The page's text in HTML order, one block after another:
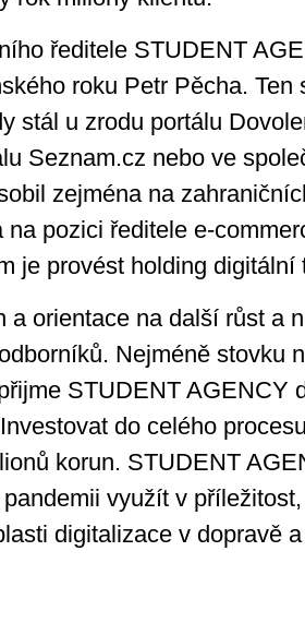
ředitele STUDENT
roku Petr Pěcha. Ten
stál u zrodu portálu
Seznam.cz nebo ve
zejména na
na pozici ředitele e-
je provést holding digitální
a orientace na další růst a
Nejméně stovku
STUDENT AGENCY
do celého
korun. STUDENT
využít v
digitalizace v dopravě